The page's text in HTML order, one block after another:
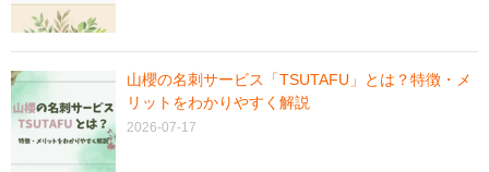
山櫻の名刺サービス「TSUTAFU」とは？特徴・メ
リットをわかりやすく解説
2026-07-17